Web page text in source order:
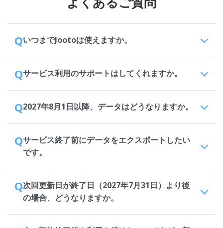
QいつまでJootoは使えますか。
Qサービス利用のサポートはしてくれますか。
Q2027年8月1日以降、データはどうなりますか。
Qサービス終了前にデータをエクスポートしたい
です。
Q次回更新日が終了日（2027年7月31日）より後
の場合、どうなりますか。